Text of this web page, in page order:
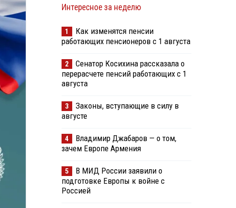
Интересное за неделю
1
Как изменятся пенсии
работающих пенсионеров с 1 августа
2
Сенатор Косихина рассказала о
перерасчете пенсий работающих с 1
августа
3
Законы, вступающие в силу в
августе
4
Владимир Джабаров — о том,
зачем Европе Армения
5
В МИД России заявили о
подготовке Европы к войне с
Россией